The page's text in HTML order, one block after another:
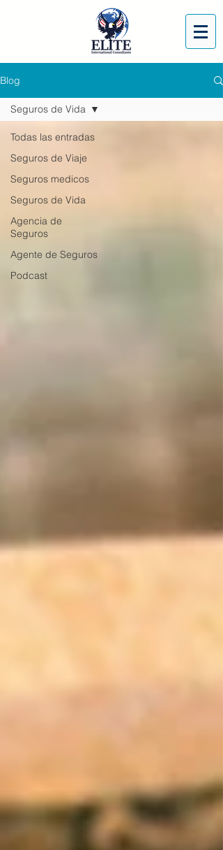
Blog
Todas las entradas
Seguros de Viaje
Seguros medicos
Seguros de Vida
Agencia de
Seguros
Agente de Seguros
Podcast
Seguros de Vida